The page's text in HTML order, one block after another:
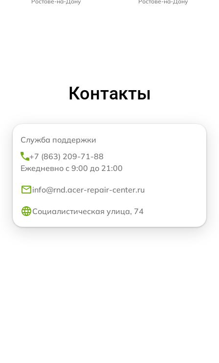
Контакты
Служба поддержки
+7 (863) 209-71-88
Ежедневно с 9:00 до 21:00
info@rnd.acer-repair-center.ru
Социалистическая улица, 74